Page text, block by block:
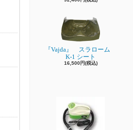
『Vajda』 スラローム
K-1 シート
16,500円(税込)